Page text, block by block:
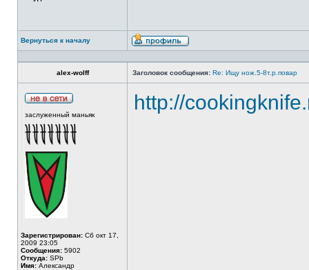
Вернуться к началу
alex-wolff Заголовок сообщения: Re: Ищу нож.5-8т.р.повар
заслуженный маньяк
Зарегистрирован: Сб окт 17,
2009 23:05
Сообщения: 5902
Откуда: SPb
Имя: Александр
http://